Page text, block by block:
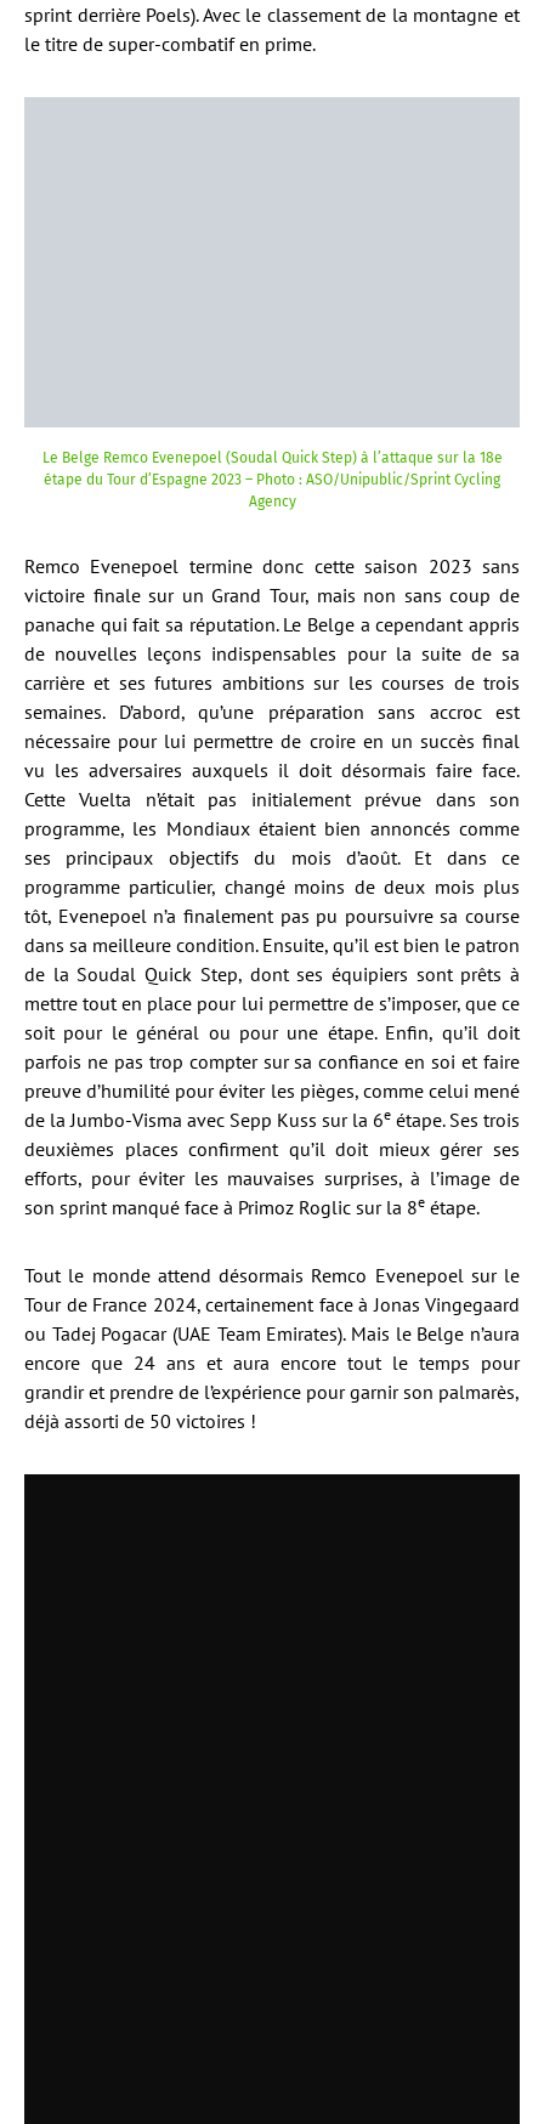
sprint derrière Poels). Avec le classement de la montagne et
le titre de super-combatif en prime.
Le Belge Remco Evenepoel (Soudal Quick Step) à l’attaque sur la 18e
étape du Tour d’Espagne 2023 – Photo : ASO/Unipublic/Sprint Cycling
Agency
Remco Evenepoel termine donc cette saison 2023 sans
victoire finale sur un Grand Tour, mais non sans coup de
panache qui fait sa réputation. Le Belge a cependant appris
de nouvelles leçons indispensables pour la suite de sa
carrière et ses futures ambitions sur les courses de trois
semaines. D’abord, qu’une préparation sans accroc est
nécessaire pour lui permettre de croire en un succès final
vu les adversaires auxquels il doit désormais faire face.
Cette Vuelta n’était pas initialement prévue dans son
programme, les Mondiaux étaient bien annoncés comme
ses principaux objectifs du mois d’août. Et dans ce
programme particulier, changé moins de deux mois plus
tôt, Evenepoel n’a finalement pas pu poursuivre sa course
dans sa meilleure condition. Ensuite, qu’il est bien le patron
de la Soudal Quick Step, dont ses équipiers sont prêts à
mettre tout en place pour lui permettre de s’imposer, que ce
soit pour le général ou pour une étape. Enfin, qu’il doit
parfois ne pas trop compter sur sa confiance en soi et faire
preuve d’humilité pour éviter les pièges, comme celui mené
de la Jumbo-Visma avec Sepp Kuss sur la 6e étape. Ses trois
deuxièmes places confirment qu’il doit mieux gérer ses
efforts, pour éviter les mauvaises surprises, à l’image de
son sprint manqué face à Primoz Roglic sur la 8e étape.
Tout le monde attend désormais Remco Evenepoel sur le
Tour de France 2024, certainement face à Jonas Vingegaard
ou Tadej Pogacar (UAE Team Emirates). Mais le Belge n’aura
encore que 24 ans et aura encore tout le temps pour
grandir et prendre de l’expérience pour garnir son palmarès,
déjà assorti de 50 victoires !